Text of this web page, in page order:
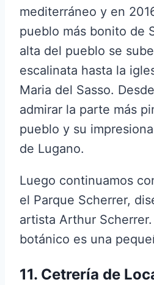
mediterráneo y en
pueblo más bonito de
alta del pueblo se
escalinata hasta la
Maria del Sasso.
admirar la parte más
pueblo y su
de Lugano.
Luego continuamos
el Parque Scherrer,
artista Arthur Scherrer.
botánico es una
11. Cetrería de